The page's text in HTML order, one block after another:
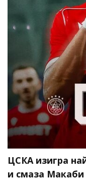
ЦСКА изигра
и смаза Макаби